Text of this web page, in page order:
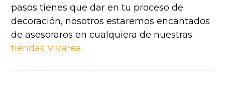
pasos tienes que dar en tu proceso de
decoración, nosotros estaremos encantados
de asesoraros en cualquiera de nuestras
tiendas Vivarea.